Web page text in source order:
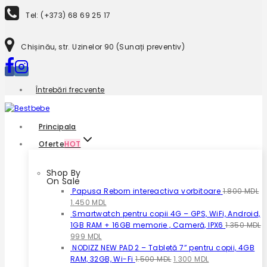
to
content
Tel: (+373) 68 69 25 17
Chișinău, str. Uzinelor 90 (Sunați preventiv)
Întrebări frecvente
Principala
OferteHOT
Shop By
On Sale
Papusa Reborn intereactiva vorbitoare 1.800MDL
Prețul
inițial
a
fost:
1.800 MDL.
1.450 MDL
curent
este:
Smartwatch pentru copii 4G – GPS, WiFi, Android,
1GB RAM + 16GB memorie , Cameră, IPX6 1.350MDL
Prețul
inițial
a
999 MDL
curent
este:
NODIZZ NEW PAD 2 – Tabletă 7” pentru copii, 4GB
RAM, 32GB, Wi-Fi 1.500MDL Prețul
1.300 MDL